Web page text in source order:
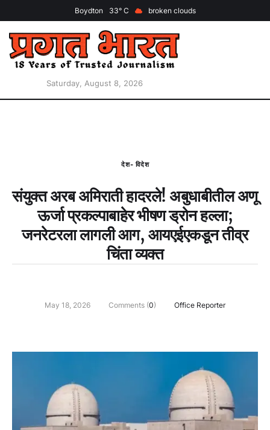
Boydton 33 broken clouds
Saturday, August 8, 2026
देश- विदेश
संयुक्त अरब अमिराती हादरले! अबुधाबीतील अणू
ऊर्जा प्रकल्पाबाहेर भीषण ड्रोन हल्ला;
जनरेटरला लागली आग, आयएईएकडून तीव्र
चिंता व्यक्त
May 18, 2026 Comments (0) Office Reporter